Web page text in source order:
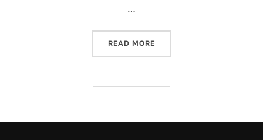
…
READ MORE